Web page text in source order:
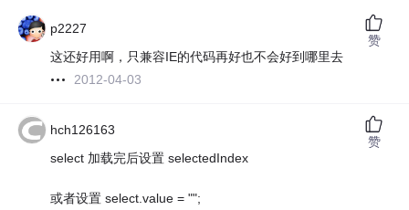
p2227
这还好用啊，只兼容IE的代码再好也不会好到哪里去
2012-04-03
赞
hch126163
select 加载完后设置 selectedIndex
或者设置 select.value = "";
赞